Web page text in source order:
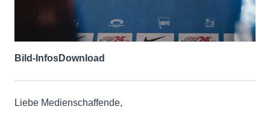
Bild-InfosDownload
Liebe Medienschaffende,